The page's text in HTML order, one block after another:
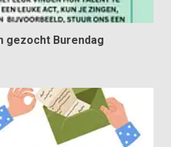
gezocht Burendag